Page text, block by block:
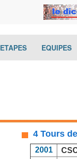
(current)EQUIPES
4 Tours
2001